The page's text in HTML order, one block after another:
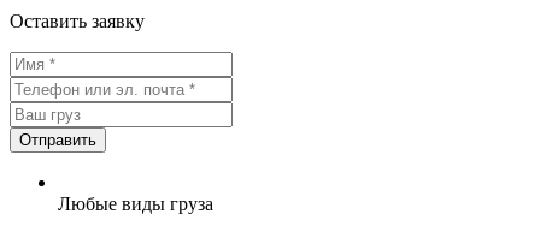
Оставить заявку
Любые виды груза